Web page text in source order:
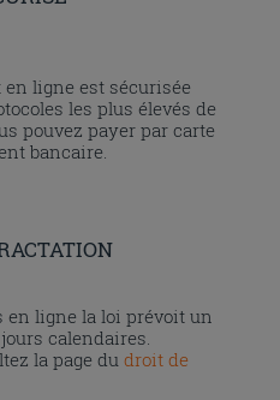
ligne est sécurisée
les plus élevés de
pouvez payer par carte
bancaire.
en ligne la loi prévoit un
calendaires.
la page dudroit de